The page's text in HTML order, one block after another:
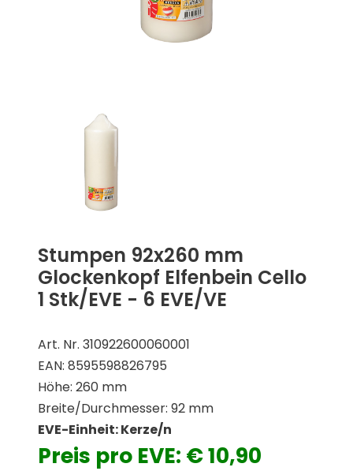
Stumpen 92x260 mm
Glockenkopf Elfenbein Cello
1 Stk/EVE - 6 EVE/VE
Art. Nr. 310922600060001
EAN: 8595598826795
Höhe: 260 mm
Breite/Durchmesser: 92 mm
EVE-Einheit: Kerze/n
Preis pro EVE: € 10,90